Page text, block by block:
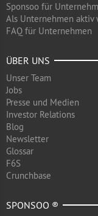
Sponsoo für
Als Unternehmen aktiv
FAQ für Unternehmen
ÜBER UNS
Unser Team
Jobs
Presse und Medien
Investor Relations
Blog
Newsletter
Glossar
F6S
Crunchbase
SPONSOO ®